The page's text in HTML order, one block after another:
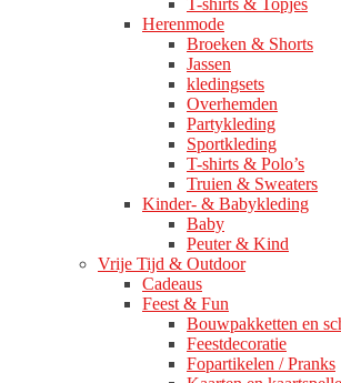
Herenmode
Broeken & Shorts
Jassen
kledingsets
Overhemden
Partykleding
Sportkleding
T-shirts & Polo’s
Truien & Sweaters
Kinder- & Babykleding
Baby
Peuter & Kind
Vrije Tijd & Outdoor
Cadeaus
Feest & Fun
Bouwpakketten en
Feestdecoratie
Fopartikelen / Pranks